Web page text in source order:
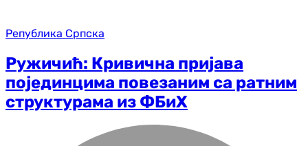
Република Српска
Ружичић: Кривична пријава
појединцима повезаним са ратним
структурама из ФБиХ